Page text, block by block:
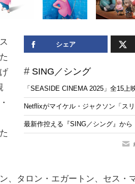
シェア
SING／シング
「SEASIDE CINEMA 2025」全15
Netflixがマイケル・ジャクソン「ス
最新作控える『SING／シング』から
、タロン・エガートン、セス・